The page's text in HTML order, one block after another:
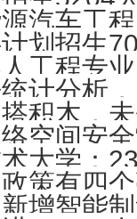
汽车工
划招生
工程专业
计分析
积木，
空间安全
大学：
策有四
增智能